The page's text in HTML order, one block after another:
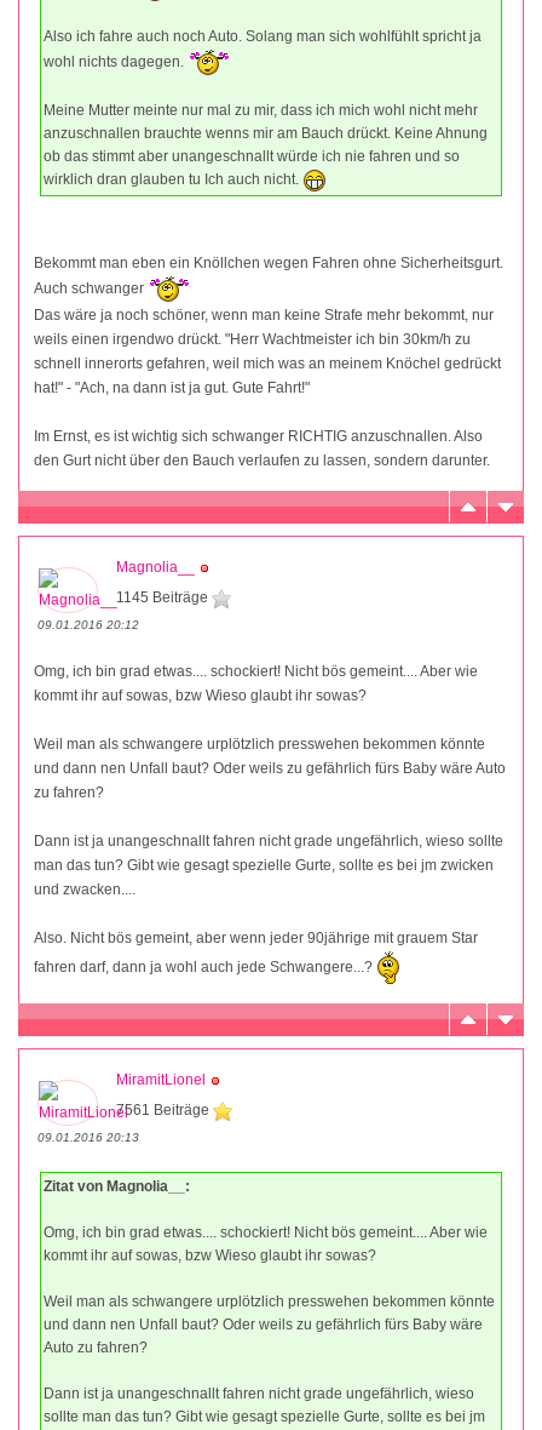
Also ich fahre auch noch Auto. Solang man sich wohlfühlt spricht ja
wohl nichts dagegen.
Meine Mutter meinte nur mal zu mir, dass ich mich wohl nicht mehr
anzuschnallen brauchte wenns mir am Bauch drückt. Keine Ahnung
ob das stimmt aber unangeschnallt würde ich nie fahren und so
wirklich dran glauben tu Ich auch nicht.
Bekommt man eben ein Knöllchen wegen Fahren ohne Sicherheitsgurt.
Auch schwanger
Das wäre ja noch schöner, wenn man keine Strafe mehr bekommt, nur
weils einen irgendwo drückt. "Herr Wachtmeister ich bin 30km/h zu
schnell innerorts gefahren, weil mich was an meinem Knöchel gedrückt
hat!" - "Ach, na dann ist ja gut. Gute Fahrt!"
Im Ernst, es ist wichtig sich schwanger RICHTIG anzuschnallen. Also
den Gurt nicht über den Bauch verlaufen zu lassen, sondern darunter.
Magnolia__
1145 Beiträge
09.01.2016 20:12
Omg, ich bin grad etwas.... schockiert! Nicht bös gemeint.... Aber wie
kommt ihr auf sowas, bzw Wieso glaubt ihr sowas?
Weil man als schwangere urplötzlich presswehen bekommen könnte
und dann nen Unfall baut? Oder weils zu gefährlich fürs Baby wäre Auto
zu fahren?
Dann ist ja unangeschnallt fahren nicht grade ungefährlich, wieso sollte
man das tun? Gibt wie gesagt spezielle Gurte, sollte es bei jm zwicken
und zwacken....
Also. Nicht bös gemeint, aber wenn jeder 90jährige mit grauem Star
fahren darf, dann ja wohl auch jede Schwangere...?
MiramitLionel
7561 Beiträge
09.01.2016 20:13
Zitat von Magnolia__:
Omg, ich bin grad etwas.... schockiert! Nicht bös gemeint.... Aber wie
kommt ihr auf sowas, bzw Wieso glaubt ihr sowas?
Weil man als schwangere urplötzlich presswehen bekommen könnte
und dann nen Unfall baut? Oder weils zu gefährlich fürs Baby wäre
Auto zu fahren?
Dann ist ja unangeschnallt fahren nicht grade ungefährlich, wieso
sollte man das tun? Gibt wie gesagt spezielle Gurte, sollte es bei jm